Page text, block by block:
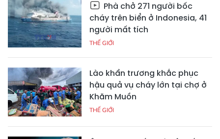
Phà chở 271 người bốc
cháy trên biển ở Indonesia, 41
người mất tích
THẾ GIỚI
Lào khẩn trương khắc phục
hậu quả vụ cháy lớn tại chợ ở
Khăm Muồn
THẾ GIỚI